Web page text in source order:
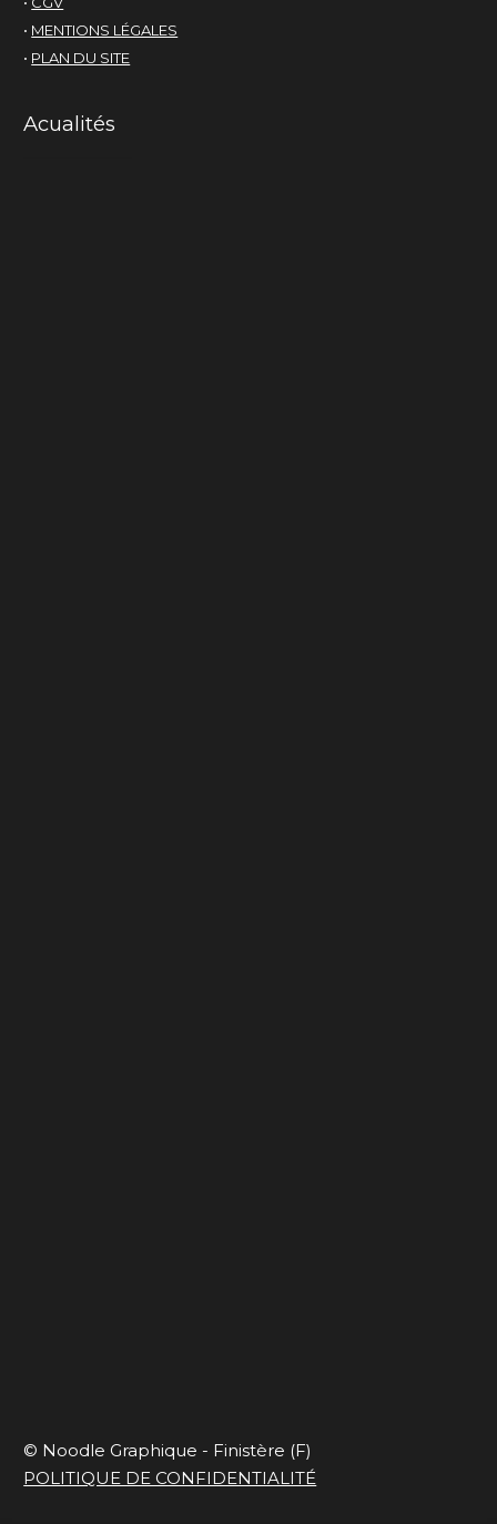
• MENTIONS LÉGALES
• PLAN DU SITE
Acualités
© Noodle Graphique - Finistère (F)
POLITIQUE DE CONFIDENTIALITÉ